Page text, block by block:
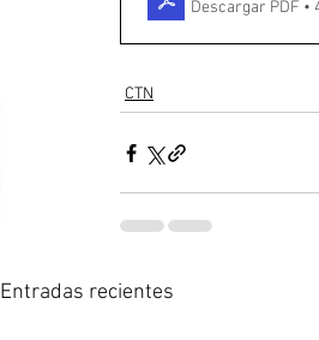
Descargar PDF •
CTN
Entradas recientes